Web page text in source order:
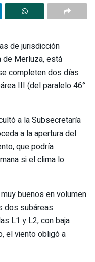
de jurisdicción
de Merluza, está
completen dos días
III (del paralelo 46°
a la Subsecretaría
a la apertura del
que podría
si el clima lo
buenos en volumen
dos subáreas
L1 y L2, con baja
el viento obligó a